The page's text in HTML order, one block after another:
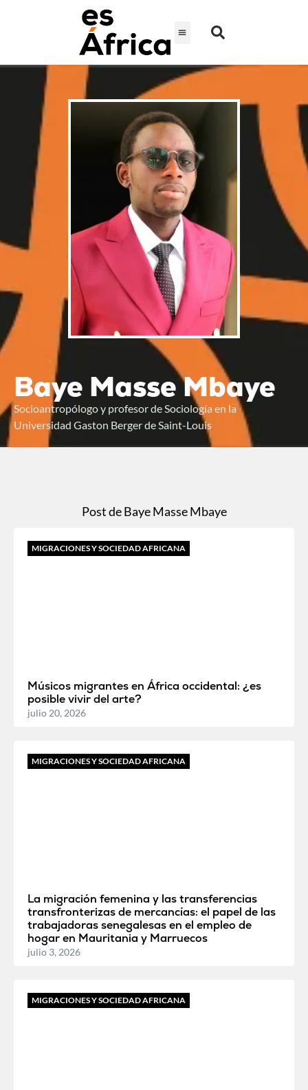
Baye Masse Mbaye
Socioantropólogo y profesor de Sociología en la
Universidad Gaston Berger de Saint-Louis
Post de Baye Masse Mbaye
MIGRACIONES Y SOCIEDAD AFRICANA
Músicos migrantes en África occidental: ¿es
posible vivir del arte?
julio 20, 2026
MIGRACIONES Y SOCIEDAD AFRICANA
La migración femenina y las transferencias
transfronterizas de mercancías: el papel de las
trabajadoras senegalesas en el empleo de
hogar en Mauritania y Marruecos
julio 3, 2026
MIGRACIONES Y SOCIEDAD AFRICANA